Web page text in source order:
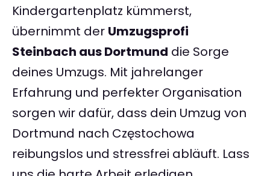
Kindergartenplatz kümmerst,
übernimmt der Umzugsprofi
Steinbach aus Dortmund die Sorge
deines Umzugs. Mit jahrelanger
Erfahrung und perfekter Organisation
sorgen wir dafür, dass dein Umzug von
Dortmund nach Częstochowa
reibungslos und stressfrei abläuft. Lass